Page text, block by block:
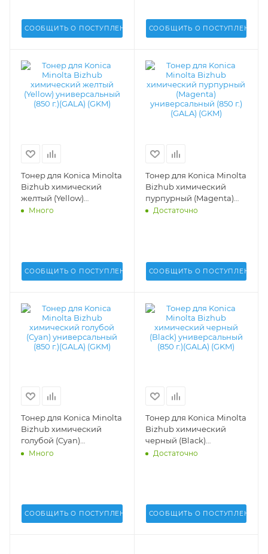
A1DU504203, A50U500101
СООБЩИТЬ О ПОСТУПЛЕНИИ СООБЩИТЬ О ПОСТУПЛЕНИИ
Тонер для Konica Minolta
Bizhub химический
желтый (Yellow)
универсальный (850 г.)
Много
СООБЩИТЬ О ПОСТУПЛЕНИИ
Тонер для Konica Minolta
Bizhub химический
пурпурный (Magenta)
универсальный (850 г.)
Достаточно
СООБЩИТЬ О ПОСТУПЛЕНИИ
Тонер для Konica Minolta
Bizhub химический
голубой (Cyan)
универсальный (850 г.)
Много
СООБЩИТЬ О ПОСТУПЛЕНИИ
Тонер для Konica Minolta
Bizhub химический
черный (Black)
универсальный (850 г.)
Достаточно
СООБЩИТЬ О ПОСТУПЛЕНИИ